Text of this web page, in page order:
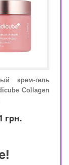
крем-гель
Collagen
грн.